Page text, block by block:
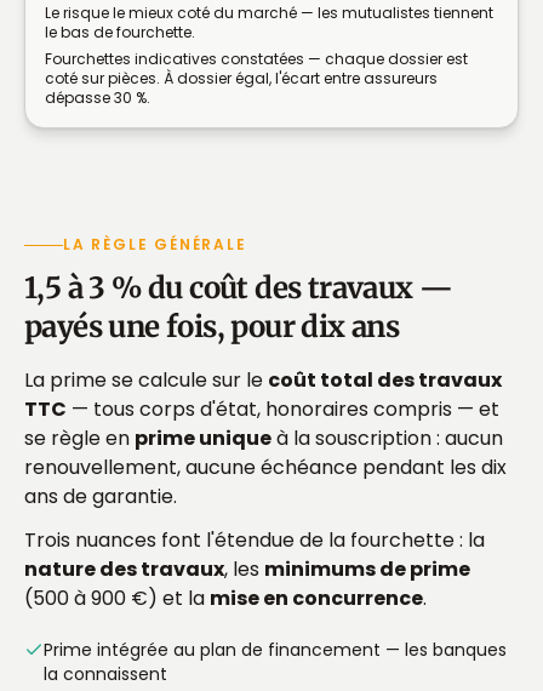
Le risque le mieux coté du marché — les mutualistes tiennent
le bas de fourchette.
Fourchettes indicatives constatées — chaque dossier est
coté sur pièces. À dossier égal, l'écart entre assureurs
dépasse 30 %.
LA RÈGLE GÉNÉRALE
1,5 à 3 % du coût des travaux —
payés une fois, pour dix ans
La prime se calcule sur le coût total des travaux
TTC — tous corps d'état, honoraires compris — et
se règle en prime uniqueà la souscription : aucun
renouvellement, aucune échéance pendant les dix
ans de garantie.
Trois nuances font l'étendue de la fourchette : la
nature des travaux, les minimums de prime
(500 à 900 €) et la mise en concurrence.
Prime intégrée au plan de financement — les banques
la connaissent